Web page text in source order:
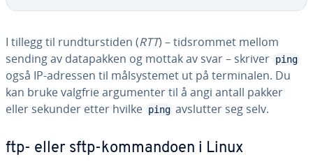
I tillegg til rundturstiden (RTT) – tidsrommet mellom
sending av datapakken og mottak av svar – skriver ping
også IP-adressen til målsystemet ut på terminalen. Du
kan bruke valgfrie argumenter til å angi antall pakker
eller sekunder etter hvilke ping avslutter seg selv.
ftp- eller sftp-kommandoen i Linux